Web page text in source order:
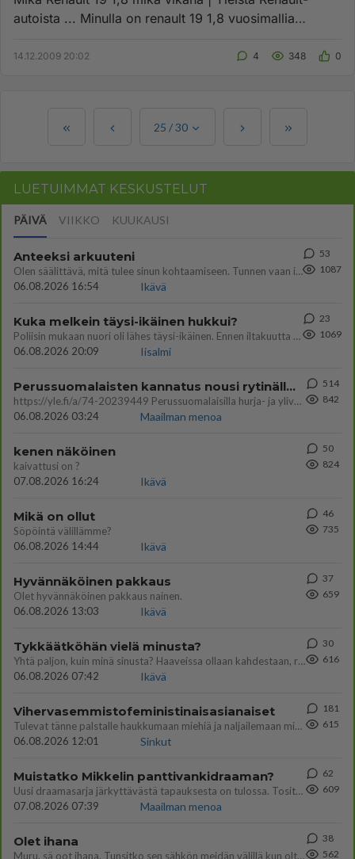
autoista ... Minulla on renault 19 1,8 vuosimallia
14.12.2009 20:02 4 348 0
25 /30
LUETUIMMAT KESKUSTELUT
PÄIVÄ VIIKKO KUUKAUSI
Anteeksi arkuuteni
Olen säälittävä, mitä tulee sinun kohtaamiseen. Tunnen vaan itseni todella epävarmaksi sun kanssa. Jos minun olisi pitän
06.08.2026 16:54
Ikävä
53
1087
Kuka melkein täysi-ikäinen hukkui?
Poliisin mukaan nuori oli lähes täysi-ikäinen. Ennen iltakuutta tulleen ilmoituksen mukaan ihminen oli joutunut mahdoll
06.08.2026 20:09
Iisalmi
23
1069
Perussuomalaisten kannatus nousi rytinällä Ylen tänään julkaisemassa tuoreimmassa gallup-kyselyssä.
https://yle.fi/a/74-20239449 Perussuomalaisilla hurja- ja ylivoimaisesti suurin nousu tässä uudessa Ylen gallupissa. Kyl
06.08.2026 03:24
Maailman menoa
514
842
kenen näköinen
kaivattusi on ?
07.08.2026 16:24
Ikävä
50
824
Mikä on ollut
Söpöintä välillämme?
06.08.2026 14:44
Ikävä
46
735
Hyvännäköinen pakkaus
Olet hyvännäköinen pakkaus nainen.
06.08.2026 13:03
Ikävä
37
659
Tykkäätköhän vielä minusta?
Yhtä paljon, kuin minä sinusta? Haaveissa ollaan kahdestaan, rauhassa ja lähennytään fyysisesti ja tutustutaan syvemmin
06.08.2026 07:42
Ikävä
30
616
Vihervasemmistofeministinaisasianaiset
Tulevat tänne palstalle haukkumaan miehiä ja naljailemaan miehelle, kehuvat olevansa heitä parempia. Itse asuvat MIEHE
06.08.2026 12:01
Sinkut
181
615
Muistatko Mikkelin panttivankidraaman?
Uusi draamasarja järkyttävästä tapauksesta on tulossa. Tositapahtumiin perustuva sarja ammentaa vuoden 1986 Mikkelin pan
07.08.2026 07:39
Maailman menoa
62
609
Olet ihana
Muru, sä oot ihana. Tunsitko sen sähkön meidän välillä kun oltiin ihan låhekkäin? 👩‍❤️‍👩❤️😼😘
38
562